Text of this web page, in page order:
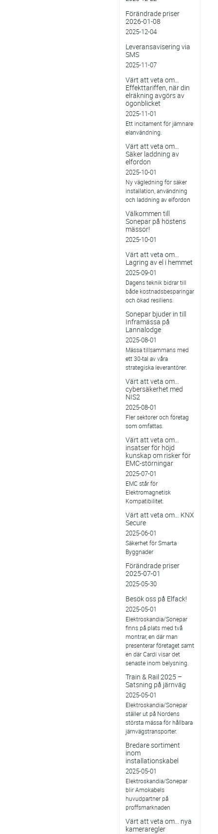
Förändrade priser
2026-01-08
2025-12-04
Leveransavisering via
SMS
2025-11-07
Värt att veta om…
Effekttariffen, när din
elräkning avgörs av
ögonblicket
2025-11-01
Ett incitament för jämnare
elanvändning.
Värt att veta om…
Säker laddning av
elfordon
2025-10-01
Ny vägledning för säker
installation, användning
och laddning av elfordon
Välkommen till
Sonepar på höstens
mässor!
2025-10-01
Värt att veta om...
Lagring av el i hemmet
2025-09-01
Dagens teknik bidrar till
både kostnadsbesparingar
och ökad resiliens.
Sonepar bjuder in till
Inframässa på
Lannalodge
2025-08-01
Mässa tillsammans med
ett 30-tal av våra
strategiska leverantörer.
Värt att veta om...
cybersäkerhet med
NIS2
2025-08-01
Fler sektorer och företag
som omfattas.
Värt att veta om…
insatser för höjd
kunskap om risker för
EMC-störningar
2025-07-01
EMC står för
Elektromagnetisk
Kompatibilitet.
Värt att veta om… KNX
Secure
2025-06-01
Säkerhet för Smarta
Byggnader
Förändrade priser
2025-07-01
2025-05-30
Besök oss på Elfack!
2025-05-01
Elektroskandia/Sonepar
finns på plats med två
montrar, en där man
presenterar företaget samt
en där Cardi visar det
senaste inom belysning.
Train & Rail 2025 –
Satsning på järnväg
2025-05-01
Elektroskandia/Sonepar
ställer ut på Nordens
största mässa för hållbara
järnvägstransporter.
Bredare sortiment
inom
installationskabel
2025-05-01
Elektroskandia/Sonepar
blir Amokabels
huvudpartner på
proffsmarknaden
Värt att veta om... nya
kameraregler